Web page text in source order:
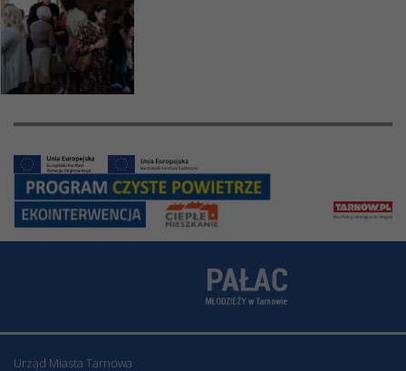
Urząd Miasta Tarnowa